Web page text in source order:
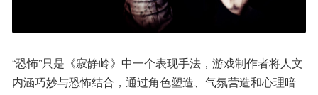
“恐怖”只是《寂静岭》中一个表现手法，游戏制作者将人文
内涵巧妙与恐怖结合，通过角色塑造、气氛营造和心理暗